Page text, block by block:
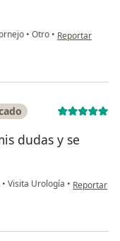
• Otro • en opinión del
Reportar
dudas y se
• Visita Urología • en opinión
Reportar